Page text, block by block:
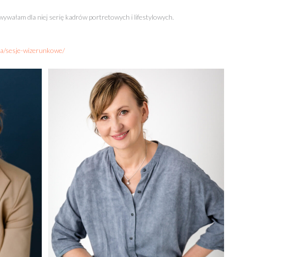
dla niej serię kadrów portretowych i lifestylowych.
sesje-wizerunkowe/